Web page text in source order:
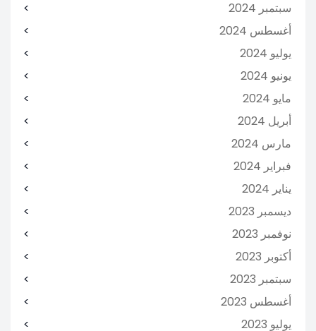
سبتمبر 2024
أغسطس 2024
يوليو 2024
يونيو 2024
مايو 2024
أبريل 2024
مارس 2024
فبراير 2024
يناير 2024
ديسمبر 2023
نوفمبر 2023
أكتوبر 2023
سبتمبر 2023
أغسطس 2023
يوليو 2023